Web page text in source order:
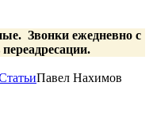
Звонки ежедневно с
Павел Нахимов